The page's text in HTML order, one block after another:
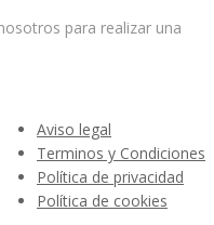
para realizar una
Aviso legal
Terminos y Condiciones
Política de privacidad
Política de cookies